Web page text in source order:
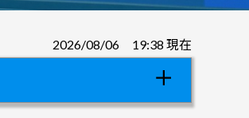
2026/08/06 19:38 現在